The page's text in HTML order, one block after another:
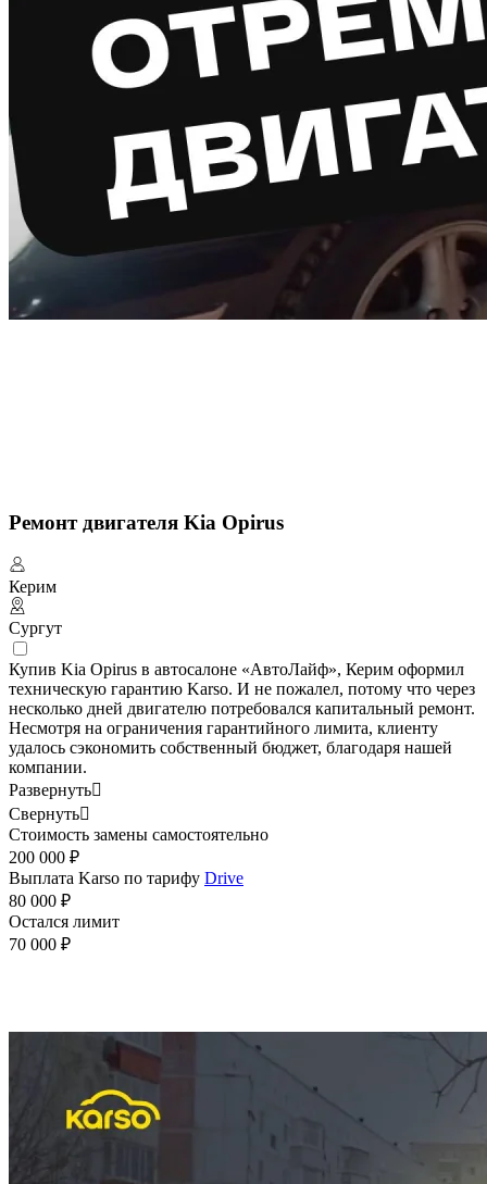
Ремонт двигателя Kia Opirus
Керим
Сургут
Купив Kia Opirus в автосалоне «АвтоЛайф», Керим оформил
техническую гарантию Karso. И не пожалел, потому что через
несколько дней двигателю потребовался капитальный ремонт.
Несмотря на ограничения гарантийного лимита, клиенту
удалось сэкономить собственный бюджет, благодаря нашей
компании.
Развернуть
Свернуть
Стоимость замены самостоятельно
200 000 ₽
Выплата Karso по тарифу Drive
80 000 ₽
Остался лимит
70 000 ₽